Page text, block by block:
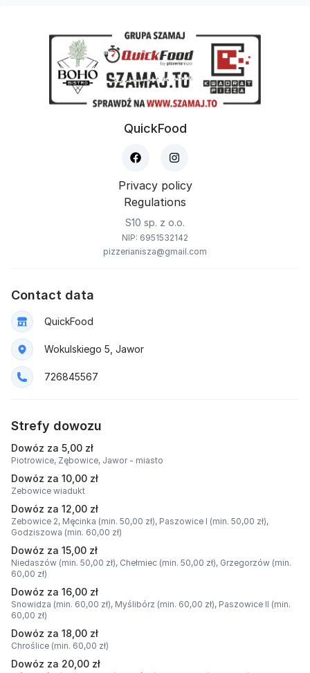
QuickFood
Privacy policy
Regulations
S10 sp. z o.o.
NIP: 6951532142
pizzerianisza@gmail.com
Contact data
QuickFood
Wokulskiego 5, Jawor
726845567
Strefy dowozu
Dowóz za 5,00 zł
Piotrowice, Zębowice, Jawor - miasto
Dowóz za 10,00 zł
Zebowice wiadukt
Dowóz za 12,00 zł
Zebowice 2, Męcinka (min. 50,00 zł), Paszowice I (min. 50,00 zł),
Godziszowa (min. 60,00 zł)
Dowóz za 15,00 zł
Niedaszów (min. 50,00 zł), Chełmiec (min. 50,00 zł), Grzegorzów (min.
60,00 zł)
Dowóz za 16,00 zł
Snowidza (min. 60,00 zł), Myślibórz (min. 60,00 zł), Paszowice II (min.
60,00 zł)
Dowóz za 18,00 zł
Chroślice (min. 60,00 zł)
Dowóz za 20,00 zł